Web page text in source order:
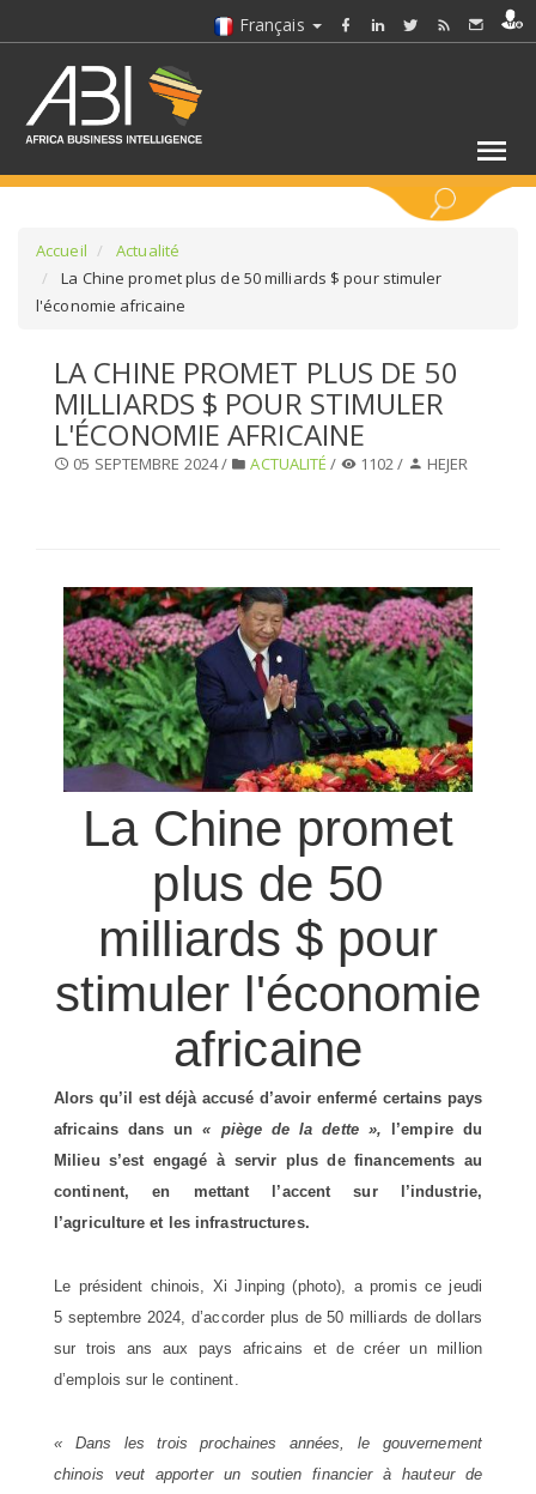
Français
SÉLECTIONNEZ UN DOSSIER
SELECTIONNEZ UNE SECTION
Accueil
Actualité
La Chine promet plus de 50 milliards $ pour stimuler
l'économie africaine
LA CHINE PROMET PLUS DE 50
MILLIARDS $ POUR STIMULER
L'ÉCONOMIE AFRICAINE
05 SEPTEMBRE 2024 / ACTUALITÉ / 1102 / HEJER
La Chine promet
plus de 50
milliards $ pour
stimuler l'économie
africaine
Alors qu’il est déjà accusé d’avoir enfermé certains pays
africains dans un« piège de la dette », l’empire du
Milieu s’est engagé à servir plus de financements au
continent, en mettant l’accent sur l’industrie,
l’agriculture et les infrastructures.
Le président chinois, Xi Jinping (photo), a promis ce jeudi
5 septembre 2024, d’accorder plus de 50 milliards de dollars
sur trois ans aux pays africains et de créer un million
d’emplois sur le continent.
« Dans les trois prochaines années, le gouvernement
chinois veut apporter un soutien financier à hauteur de